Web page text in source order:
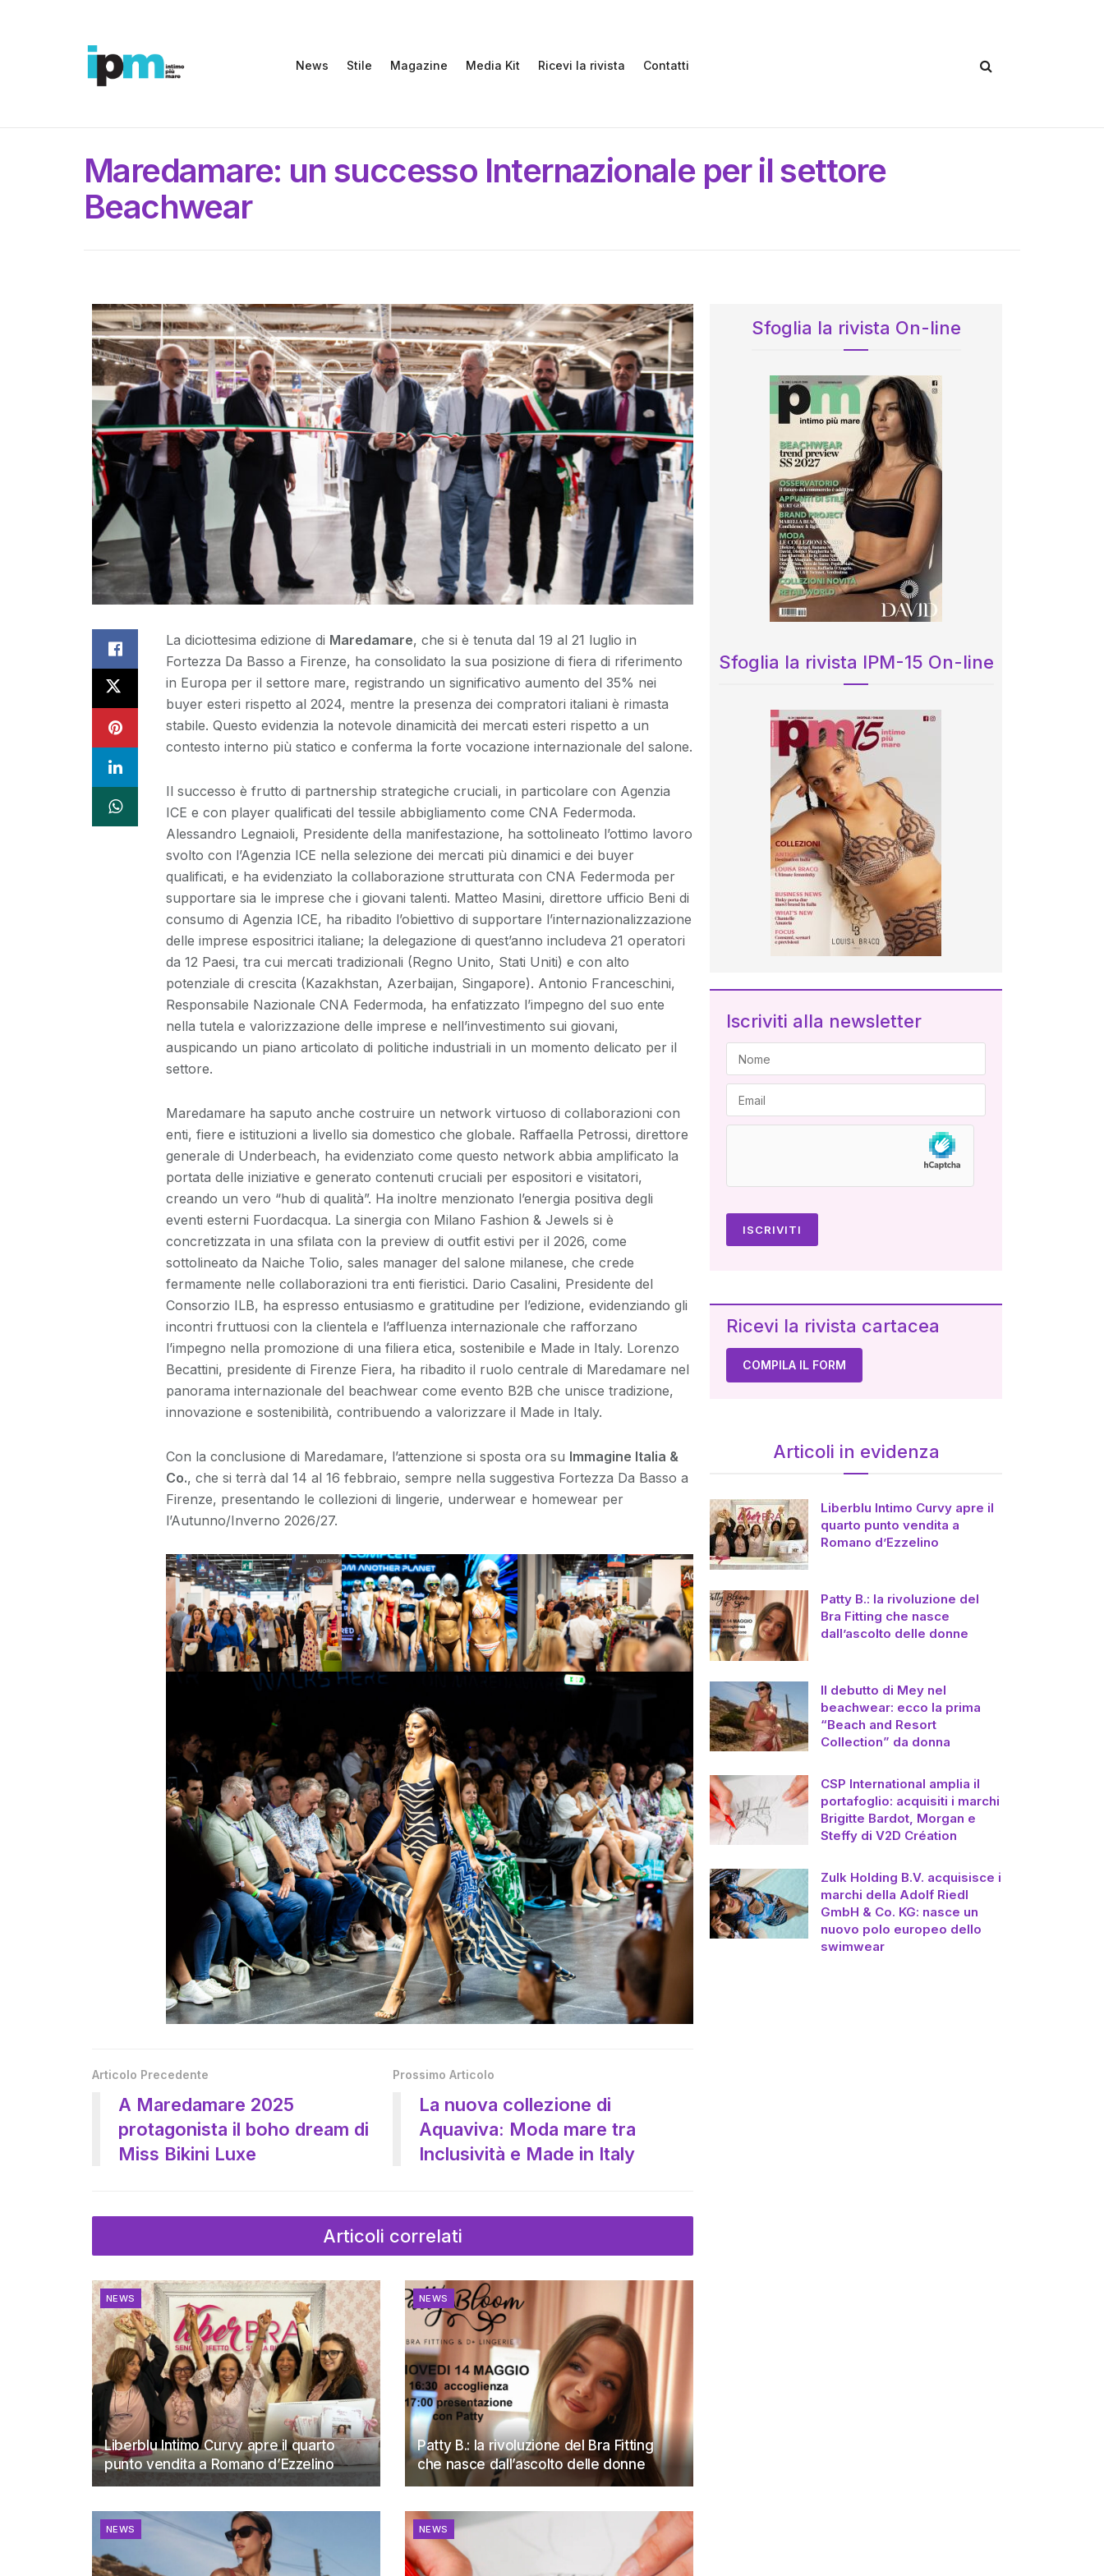
News Stile Magazine Media Kit Ricevi la rivista Contatti
Maredamare: un successo Internazionale per il settore
Beachwear
La diciottesima edizione di Maredamare, che si è tenuta dal 19 al 21 luglio in
Fortezza Da Basso a Firenze, ha consolidato la sua posizione di fiera di riferimento
in Europa per il settore mare, registrando un significativo aumento del 35% nei
buyer esteri rispetto al 2024, mentre la presenza dei compratori italiani è rimasta
stabile. Questo evidenzia la notevole dinamicità dei mercati esteri rispetto a un
contesto interno più statico e conferma la forte vocazione internazionale del salone.
Il successo è frutto di partnership strategiche cruciali, in particolare con Agenzia
ICE e con player qualificati del tessile abbigliamento come CNA Federmoda.
Alessandro Legnaioli, Presidente della manifestazione, ha sottolineato l’ottimo lavoro
svolto con l’Agenzia ICE nella selezione dei mercati più dinamici e dei buyer
qualificati, e ha evidenziato la collaborazione strutturata con CNA Federmoda per
supportare sia le imprese che i giovani talenti. Matteo Masini, direttore ufficio Beni di
consumo di Agenzia ICE, ha ribadito l’obiettivo di supportare l’internazionalizzazione
delle imprese espositrici italiane; la delegazione di quest’anno includeva 21 operatori
da 12 Paesi, tra cui mercati tradizionali (Regno Unito, Stati Uniti) e con alto
potenziale di crescita (Kazakhstan, Azerbaijan, Singapore). Antonio Franceschini,
Responsabile Nazionale CNA Federmoda, ha enfatizzato l’impegno del suo ente
nella tutela e valorizzazione delle imprese e nell’investimento sui giovani,
auspicando un piano articolato di politiche industriali in un momento delicato per il
settore.
Maredamare ha saputo anche costruire un network virtuoso di collaborazioni con
enti, fiere e istituzioni a livello sia domestico che globale. Raffaella Petrossi, direttore
generale di Underbeach, ha evidenziato come questo network abbia amplificato la
portata delle iniziative e generato contenuti cruciali per espositori e visitatori,
creando un vero “hub di qualità”. Ha inoltre menzionato l’energia positiva degli
eventi esterni Fuordacqua. La sinergia con Milano Fashion & Jewels si è
concretizzata in una sfilata con la preview di outfit estivi per il 2026, come
sottolineato da Naiche Tolio, sales manager del salone milanese, che crede
fermamente nelle collaborazioni tra enti fieristici. Dario Casalini, Presidente del
Consorzio ILB, ha espresso entusiasmo e gratitudine per l’edizione, evidenziando gli
incontri fruttuosi con la clientela e l’affluenza internazionale che rafforzano
l’impegno nella promozione di una filiera etica, sostenibile e Made in Italy. Lorenzo
Becattini, presidente di Firenze Fiera, ha ribadito il ruolo centrale di Maredamare nel
panorama internazionale del beachwear come evento B2B che unisce tradizione,
innovazione e sostenibilità, contribuendo a valorizzare il Made in Italy.
Con la conclusione di Maredamare, l’attenzione si sposta ora su Immagine Italia &
Co., che si terrà dal 14 al 16 febbraio, sempre nella suggestiva Fortezza Da Basso a
Firenze, presentando le collezioni di lingerie, underwear e homewear per
l’Autunno/Inverno 2026/27.
Articolo Precedente
A Maredamare 2025
protagonista il boho dream di
Miss Bikini Luxe
Prossimo Articolo
La nuova collezione di
Aquaviva: Moda mare tra
Inclusività e Made in Italy
Articoli correlati
NEWS
Liberblu Intimo Curvy apre il quarto
punto vendita a Romano d’Ezzelino
NEWS
Patty B.: la rivoluzione del Bra Fitting
che nasce dall’ascolto delle donne
NEWS NEWS
Sfoglia la rivista On-line
Sfoglia la rivista IPM-15 On-line
Iscriviti alla newsletter
Ricevi la rivista cartacea
COMPILA IL FORM
Articoli in evidenza
Liberblu Intimo Curvy apre il
quarto punto vendita a
Romano d’Ezzelino
Patty B.: la rivoluzione del
Bra Fitting che nasce
dall’ascolto delle donne
Il debutto di Mey nel
beachwear: ecco la prima
“Beach and Resort
Collection” da donna
CSP International amplia il
portafoglio: acquisiti i marchi
Brigitte Bardot, Morgan e
Steffy di V2D Création
Zulk Holding B.V. acquisisce i
marchi della Adolf Riedl
GmbH & Co. KG: nasce un
nuovo polo europeo dello
swimwear